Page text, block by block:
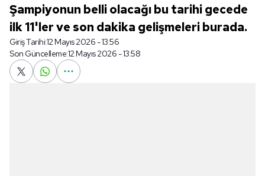
Şampiyonun belli olacağı bu tarihi gecede
ilk 11'ler ve son dakika gelişmeleri burada.
Giriş Tarihi:12 Mayıs 2026 - 13:56
Son Güncelleme:12 Mayıs 2026 - 13:58